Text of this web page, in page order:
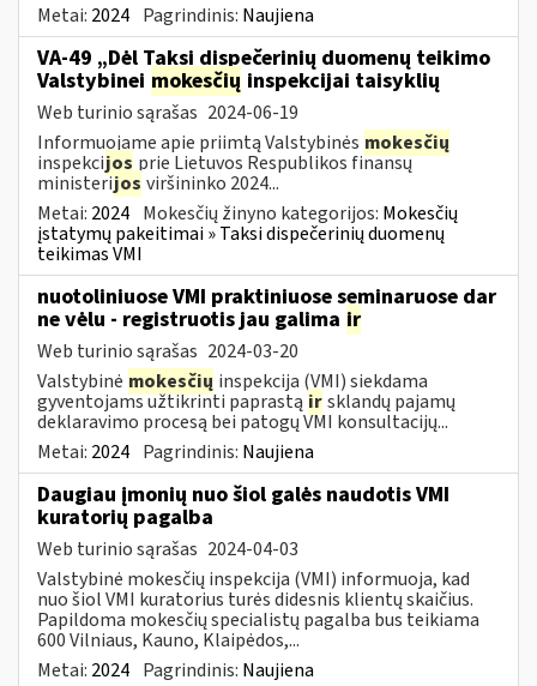
Metai: 2024 Pagrindinis: Naujiena
VA-49 „Dėl Taksi dispečerinių duomenų teikimo
Valstybinei mokesčių inspekcijai taisyklių
Web turinio sąrašas 2024-06-19
Informuojame apie priimtą Valstybinės mokesčių
inspekcijos prie Lietuvos Respublikos finansų
ministerijos viršininko 2024...
Metai: 2024 Mokesčių žinyno kategorijos: Mokesčių
įstatymų pakeitimai » Taksi dispečerinių duomenų
teikimas VMI
nuotoliniuose VMI praktiniuose seminaruose dar
ne vėlu - registruotis jau galima ir
Web turinio sąrašas 2024-03-20
Valstybinė mokesčių inspekcija (VMI) siekdama
gyventojams užtikrinti paprastą irsklandų pajamų
deklaravimo procesą bei patogų VMI konsultacijų...
Metai: 2024 Pagrindinis: Naujiena
Daugiau įmonių nuo šiol galės naudotis VMI
kuratorių pagalba
Web turinio sąrašas 2024-04-03
Valstybinė mokesčių inspekcija (VMI) informuoja, kad
nuo šiol VMI kuratorius turės didesnis klientų skaičius.
Papildoma mokesčių specialistų pagalba bus teikiama
600 Vilniaus, Kauno, Klaipėdos,...
Metai: 2024 Pagrindinis: Naujiena